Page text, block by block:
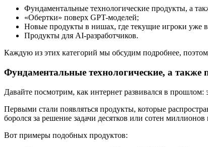
Фундаментальные технологические продукты, а
«Обертки» поверх GPT-моделей;
Новые продукты в нишах, где текущие игроки уже
Продукты для AI-разработчиков.
Каждую из этих категорий мы обсудим подробнее,
Фундаментальные технологические, а
Давайте посмотрим, как интернет развивался в прошлом:
Первыми стали появляться продукты, которые
боролся за решение задачи десятков или сотен миллионов
Вот примеры подобных продуктов: